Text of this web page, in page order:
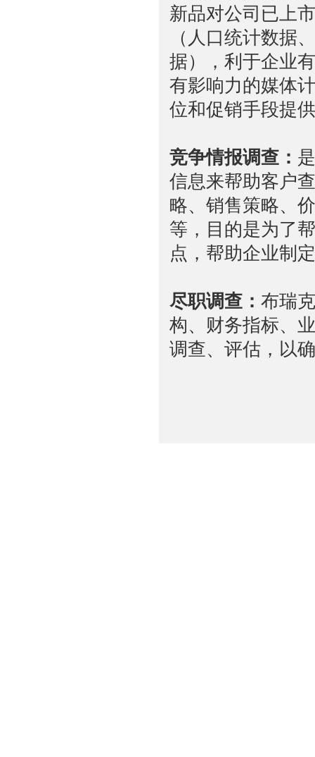
新品对公司已上
（人口统计数据
据），利于企业
有影响力的媒体
位和促销手段提
竞争情报调查：
信息来帮助客户
略、销售策略、
等，目的是为了
点，帮助企业制
尽职调查： 布瑞
构、财务指标、
调查、评估，以